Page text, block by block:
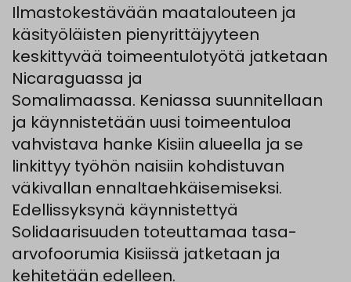
Ilmastokestävään maatalouteen ja
käsityöläisten pienyrittäjyyteen
keskittyvää toimeentulotyötä jatketaan
Nicaraguassa ja
Somalimaassa. Keniassa suunnitellaan
ja käynnistetään uusi toimeentuloa
vahvistava hanke Kisiin alueella ja se
linkittyy työhön naisiin kohdistuvan
väkivallan ennaltaehkäisemiseksi.
Edellissyksynä käynnistettyä
Solidaarisuuden toteuttamaa tasa-
arvofoorumia Kisiissä jatketaan ja
kehitetään edelleen.